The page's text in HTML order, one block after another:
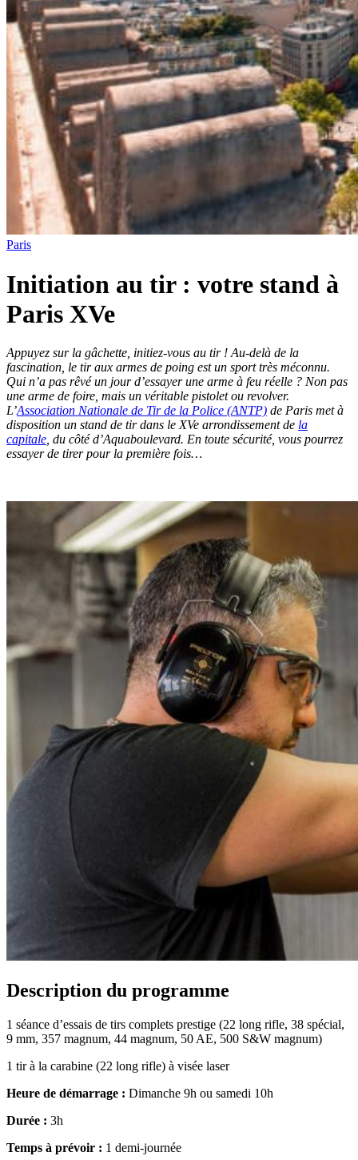
Paris
Initiation au tir : votre stand à
Paris XVe
Appuyez sur la gâchette, initiez-vous au tir ! Au-delà de la
fascination, le tir aux armes de poing est un sport très méconnu.
Qui n’a pas rêvé un jour d’essayer une arme à feu réelle ? Non pas
une arme de foire, mais un véritable pistolet ou revolver.
L’Association Nationale de Tir de la Police (ANTP) de Paris met à
disposition un stand de tir dans le XVe arrondissement de la
capitale , du côté d’Aquaboulevard. En toute sécurité, vous pourrez
essayer de tirer pour la première fois…
Description du programme
1 séance d’essais de tirs complets prestige (22 long rifle, 38 spécial,
9 mm, 357 magnum, 44 magnum, 50 AE, 500 S&W magnum)
1 tir à la carabine (22 long rifle) à visée laser
Heure de démarrage : Dimanche 9h ou samedi 10h
Durée : 3h
Temps à prévoir : 1 demi-journée